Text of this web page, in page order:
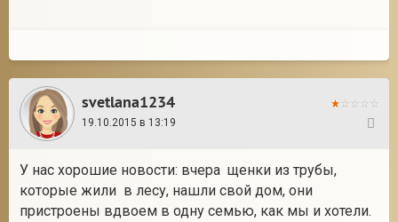
svetlana1234
19.10.2015 в 13:19
У нас хорошие новости: вчера щенки из трубы,
которые жили в лесу, нашли свой дом, они
пристроены вдвоем в одну семью, как мы и хотели.